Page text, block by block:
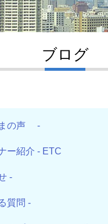
ブログ
の声 -
ー紹介 - ETC
-
質問 -